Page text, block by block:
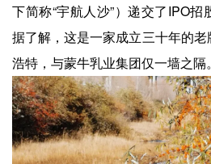
下简称“宇航人沙”）递交了IPO招
据了解，这是一家成立三十年的
浩特，与蒙牛乳业集团仅一墙之隔。